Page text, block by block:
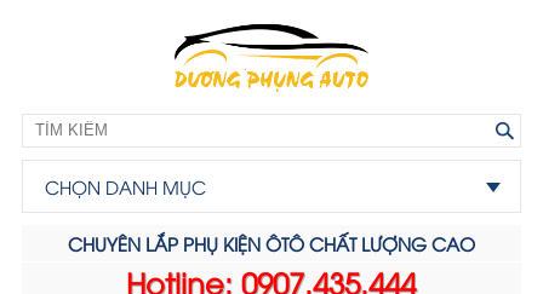
CHỌN DANH MỤC
CHUYÊN LẮP PHỤ KIỆN ÔTÔ CHẤT LƯỢNG CAO
Hotline: 0907.435.444